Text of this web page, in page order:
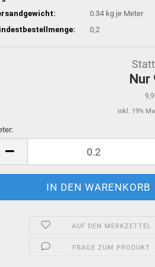
0.34 kg je Meter
0,2
Nur
inkl. 19%
AUF DEN MERKZETTEL
FRAGE ZUM PRODUKT